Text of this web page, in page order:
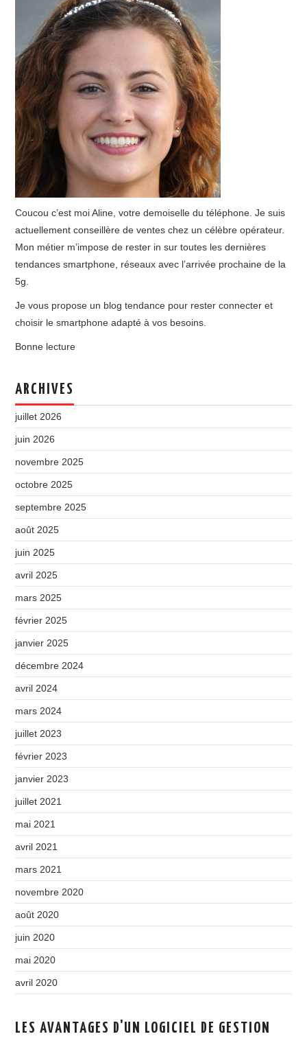
Coucou c’est moi Aline, votre demoiselle du téléphone. Je suis
actuellement conseillère de ventes chez un célèbre opérateur.
Mon métier m’impose de rester in sur toutes les dernières
tendances smartphone, réseaux avec l’arrivée prochaine de la
5g.
Je vous propose un blog tendance pour rester connecter et
choisir le smartphone adapté à vos besoins.
Bonne lecture
ARCHIVES
juillet 2026
juin 2026
novembre 2025
octobre 2025
septembre 2025
août 2025
juin 2025
avril 2025
mars 2025
février 2025
janvier 2025
décembre 2024
avril 2024
mars 2024
juillet 2023
février 2023
janvier 2023
juillet 2021
mai 2021
avril 2021
mars 2021
novembre 2020
août 2020
juin 2020
mai 2020
avril 2020
LES AVANTAGES D'UN LOGICIEL DE GESTION